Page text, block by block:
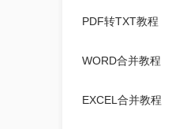
PDF转TXT教程
WORD合并教程
EXCEL合并教程